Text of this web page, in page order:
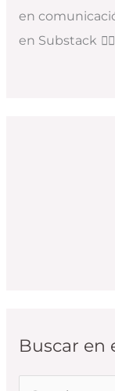
en
en Substack 👇🏻
Buscar en